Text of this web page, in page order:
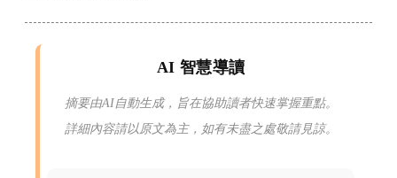
AI 智慧導讀
摘要由AI自動生成，旨在協助讀者快速掌握重點。
詳細內容請以原文為主，如有未盡之處敬請見諒。